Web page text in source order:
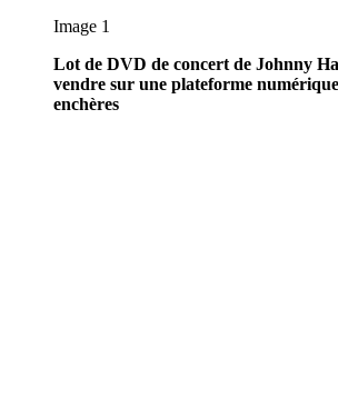
Image 1
Lot de DVD de concert de Johnny
vendre sur une plateforme
enchères